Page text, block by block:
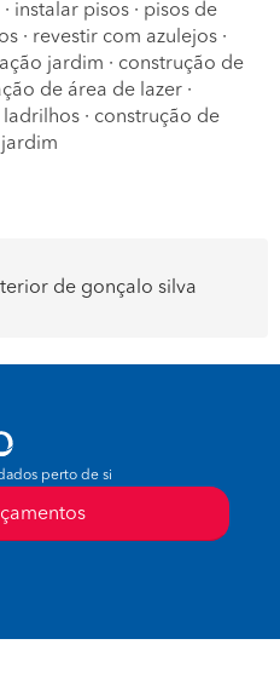
· instalar pisos · pisos de
· revestir com azulejos ·
jardim · construção de
de área de lazer ·
ladrilhos · construção de
de gonçalo silva
perto de si